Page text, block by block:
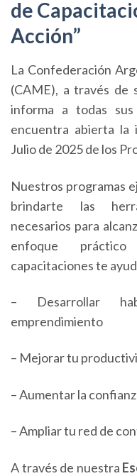
de
Acción”
La Confederación
(CAME), a través de
informa a todas sus
encuentra abierta la
Julio de 2025 de los
Nuestros programas
brindarte las
necesarios para
enfoque
capacitaciones te
– Desarrollar
emprendimiento
– Mejorar tu
– Aumentar la
– Ampliar tu red de
A través de nuestra